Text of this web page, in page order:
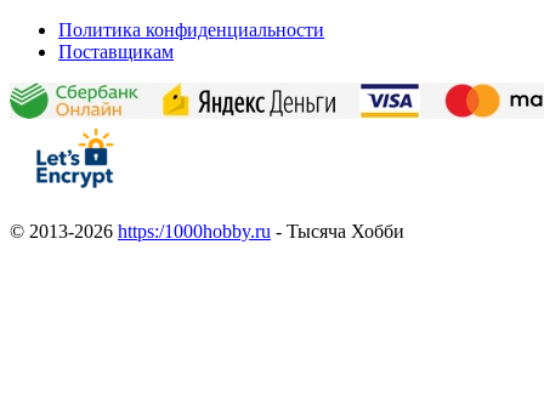
Политика конфиденциальности
Поставщикам
© 2013-2026 https:/1000hobby.ru - Тысяча Хобби